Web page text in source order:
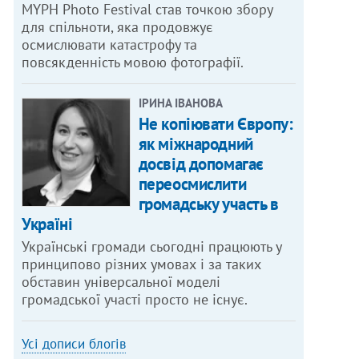
MYPH Photo Festival став точкою збору
для спільноти, яка продовжує
осмислювати катастрофу та
повсякденність мовою фотографії.
ІРИНА ІВАНОВА
Не копіювати Європу:
як міжнародний
досвід допомагає
переосмислити
громадську участь в
Україні
Українські громади сьогодні працюють у
принципово різних умовах і за таких
обставин універсальної моделі
громадської участі просто не існує.
Усі дописи блогів